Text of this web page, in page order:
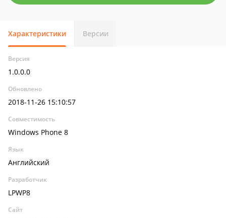
Характеристики Версии
Версия
1.0.0.0
Обновлено
2018-11-26 15:10:57
Совместимость
Windows Phone 8
Язык
Английский
Разработчик
LPWP8
Сайт